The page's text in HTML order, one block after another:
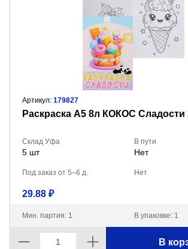
Артикул: 179827
Раскраска А5 8л КОКОС Сладости
Склад Уфа
5 шт
В пути
Нет
Под заказ от 5–6 д. Нет
29.88 ₽
Мин. партия: 1 В упаковке: 1
В